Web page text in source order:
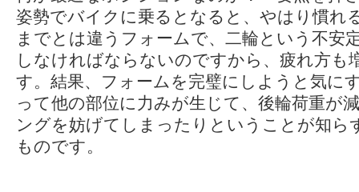
姿勢でバイクに乗るとなると、やはり慣れ
までとは違うフォームで、二輪という不安
しなければならないのですから、疲れ方も
す。結果、フォームを完璧にしようと気に
って他の部位に力みが生じて、後輪荷重が
ングを妨げてしまったりということが知ら
ものです。